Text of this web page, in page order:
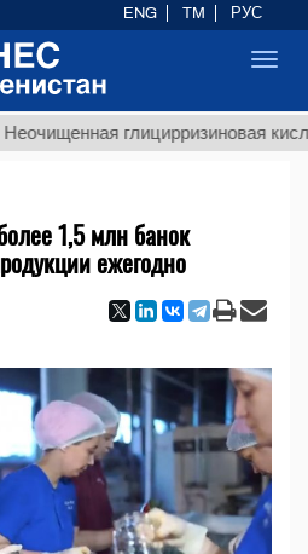
глицирризиновая кислота
1,5 млн банок
ежегодно
ENG TM РУС